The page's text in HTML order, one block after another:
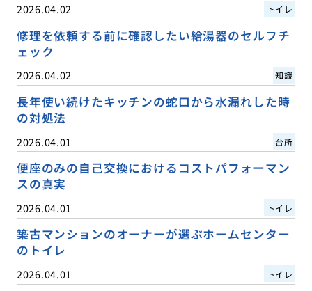
2026.04.02 トイレ
修理を依頼する前に確認したい給湯器のセルフチ
ェック
2026.04.02 知識
長年使い続けたキッチンの蛇口から水漏れした時
の対処法
2026.04.01 台所
便座のみの自己交換におけるコストパフォーマン
スの真実
2026.04.01 トイレ
築古マンションのオーナーが選ぶホームセンター
のトイレ
2026.04.01 トイレ